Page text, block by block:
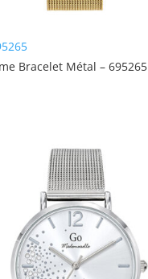
Bracelet Métal – 695265